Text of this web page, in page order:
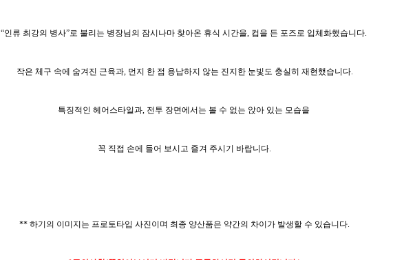
“인류 최강의 병사”로 불리는 병장님의 잠시나마 찾아온 휴식 시간을, 컵을 든 포즈로 입체화했습니다.
작은 체구 속에 숨겨진 근육과, 먼지 한 점 용납하지 않는 진지한 눈빛도 충실히 재현했습니다.
특징적인 헤어스타일과, 전투 장면에서는 볼 수 없는 앉아 있는 모습을
꼭 직접 손에 들어 보시고 즐겨 주시기 바랍니다.
** 하기의 이미지는 프로토타입 사진이며 최종 양산품은 약간의 차이가 발생할 수 있습니다.